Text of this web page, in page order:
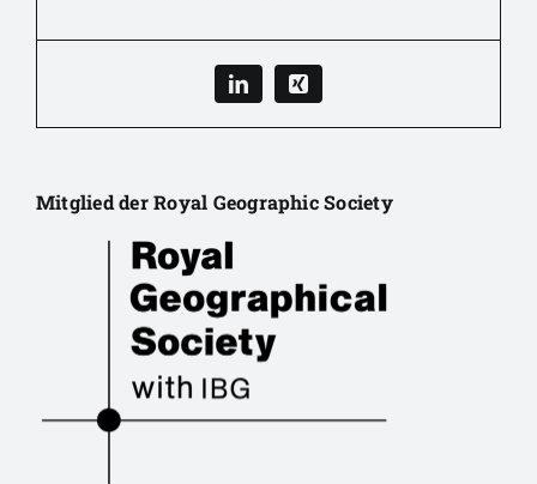
Mitglied der Royal Geographic Society